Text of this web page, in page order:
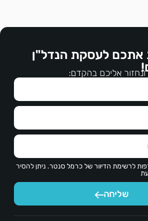
אתכם לעסקת הנדל"ן
אליכם בהקדם:
לרשימת הדיוור של כרמל סנטר. ניתן להסיר
שליחה